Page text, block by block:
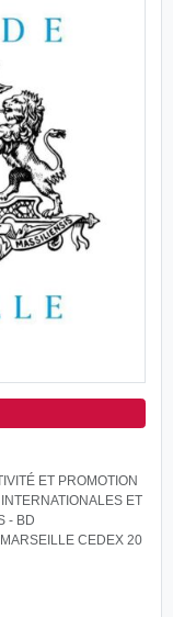
ET PROMOTION
ET
- BD
CEDEX 20